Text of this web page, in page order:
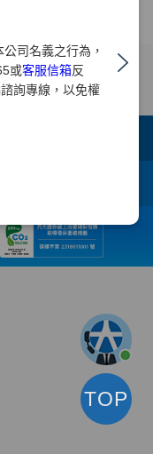
司名義之行為，
或客服信箱反
詢專線，以免權
TOP